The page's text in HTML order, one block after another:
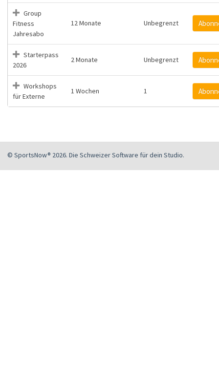
Group
Fitness
Jahresabo
12 Monate Unbegrenzt
Starterpass
2026
2 Monate Unbegrenzt
Workshops
für Externe
1 Wochen 1
© SportsNow® 2026. Die Schweizer Software für dein Studio.